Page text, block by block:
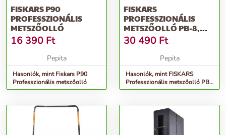
FISKARS P90
PROFESSZIONÁLIS
METSZŐOLLÓ
16 390 Ft
Pepita
Hasonlók, mint Fiskars P90
Professzionális metszőolló
FISKARS
PROFESSZIONÁLIS
METSZŐOLLÓ PB-8,
KÖZEPES
30 490 Ft
Pepita
Hasonlók, mint FISKARS
Professzionális metszőolló PB-
8, közepes